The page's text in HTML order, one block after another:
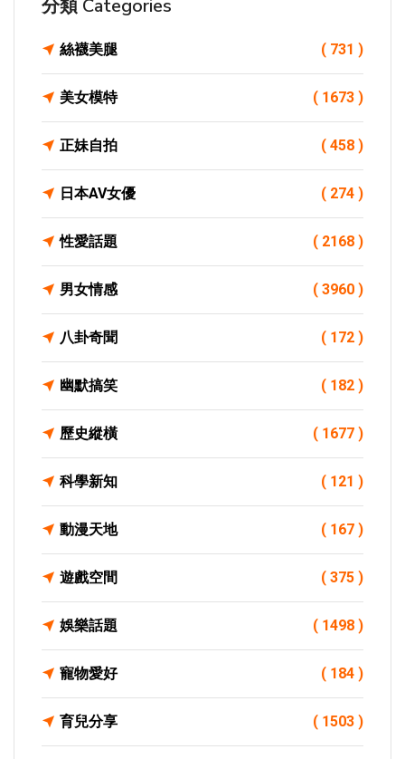
分類 Categories
絲襪美腿 ( 731 )
美女模特 ( 1673 )
正妹自拍 ( 458 )
日本AV女優 ( 274 )
性愛話題 ( 2168 )
男女情感 ( 3960 )
八卦奇聞 ( 172 )
幽默搞笑 ( 182 )
歷史縱橫 ( 1677 )
科學新知 ( 121 )
動漫天地 ( 167 )
遊戲空間 ( 375 )
娛樂話題 ( 1498 )
寵物愛好 ( 184 )
育兒分享 ( 1503 )